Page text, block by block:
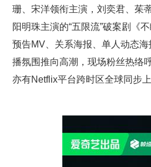
珊、宋洋领衔主演，刘奕君、茱
阳明珠主演的“五限流”破案剧《
预告MV、关系海报、单人动态
播氛围推向高潮，现场粉丝热络
亦有Netflix平台跨时区全球同步